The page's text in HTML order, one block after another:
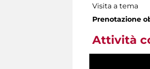
Visita a tema
Prenotazione
Attività